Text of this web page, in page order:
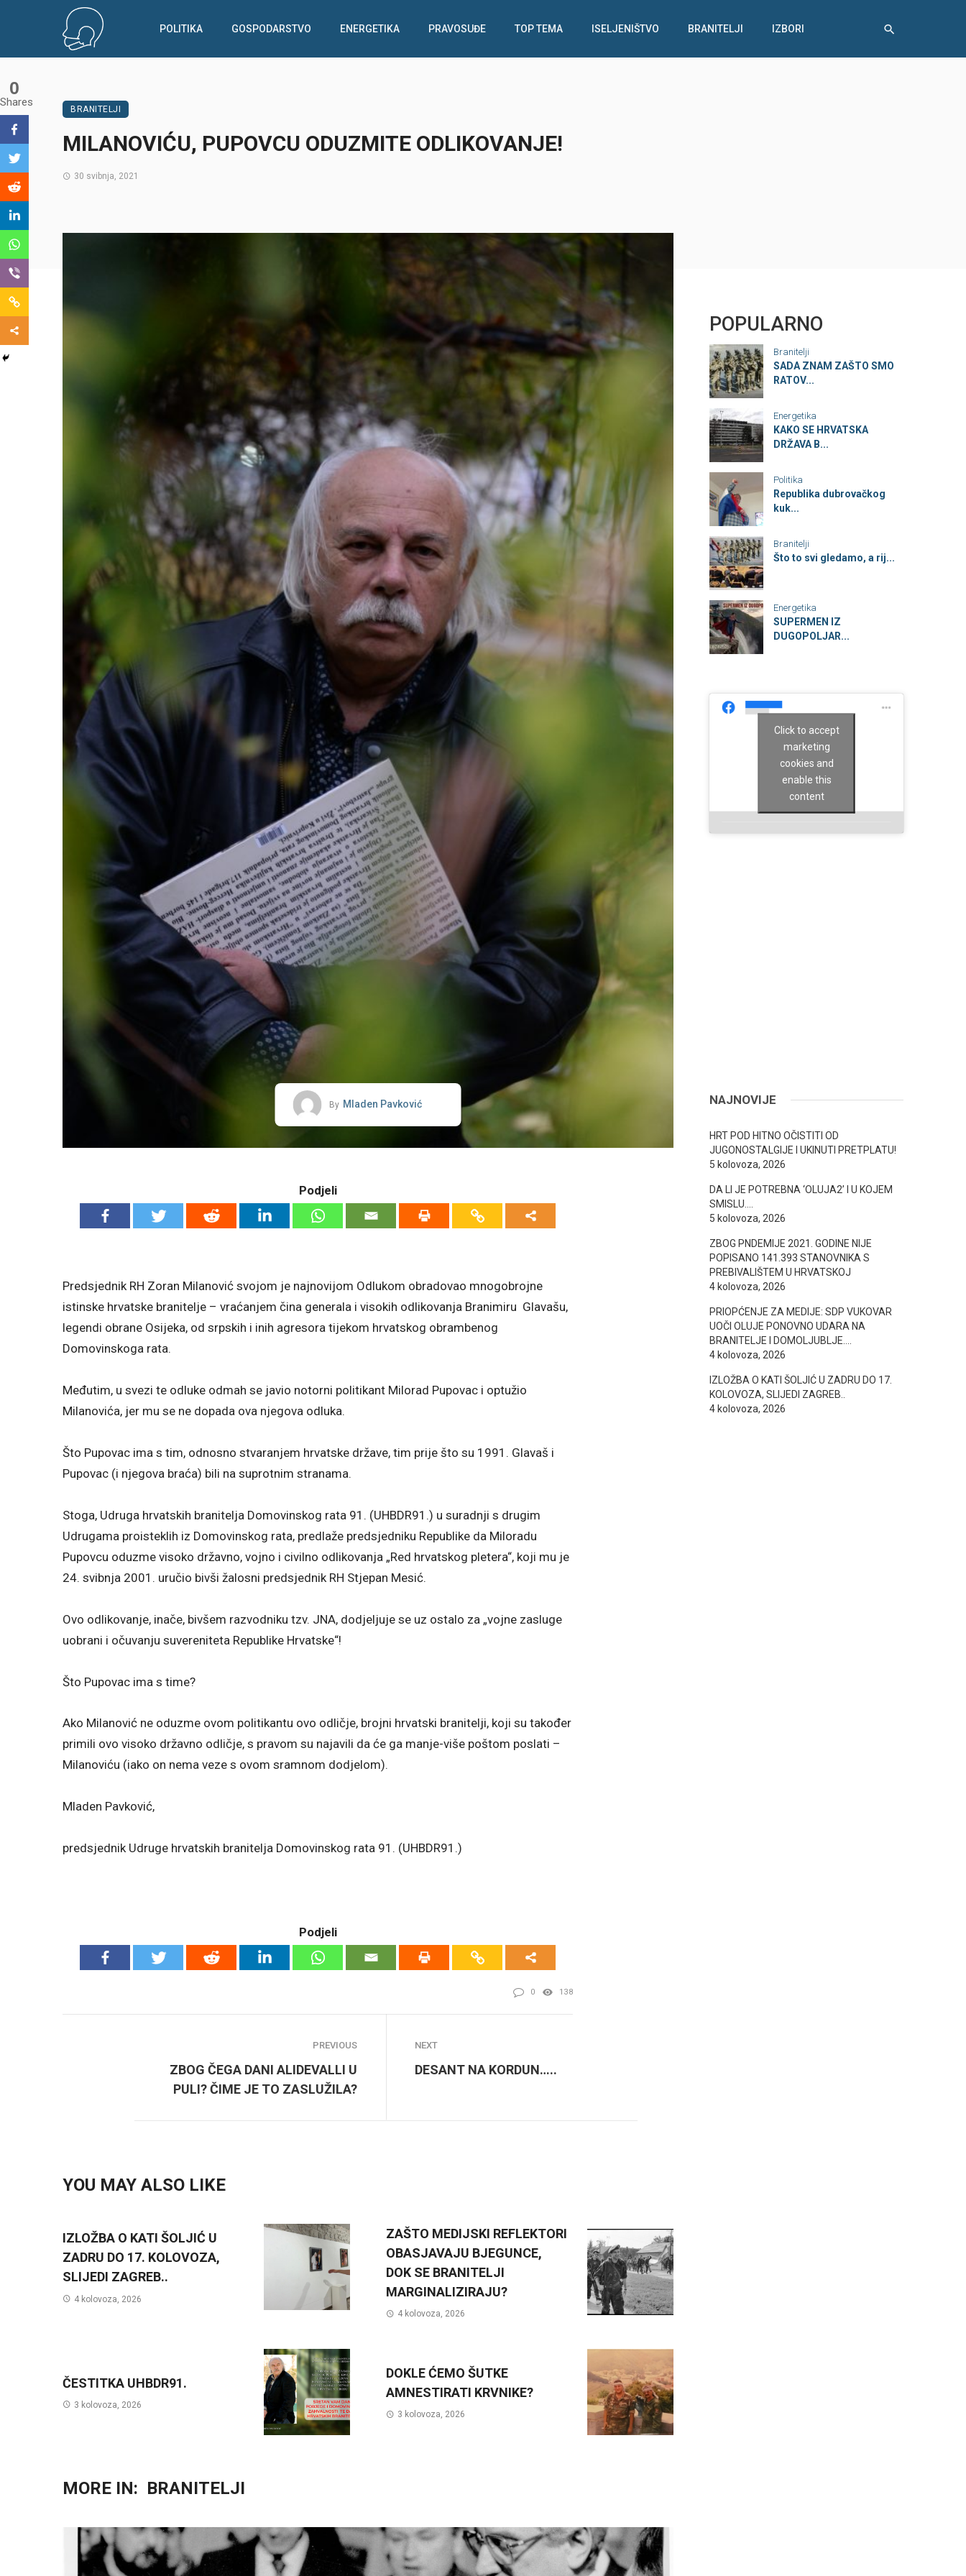
POLITIKA GOSPODARSTVO ENERGETIKA PRAVOSUĐE TOP TEMA ISELJENIŠTVO BRANITELJI IZBORI
BRANITELJI
MILANOVIĆU, PUPOVCU ODUZMITE ODLIKOVANJE!
30 svibnja, 2021
By Mladen Pavković
Podjeli
Predsjednik RH Zoran Milanović svojom je najnovijom Odlukom obradovao mnogobrojne
istinske hrvatske branitelje – vraćanjem čina generala i visokih odlikovanja Branimiru Glavašu,
legendi obrane Osijeka, od srpskih i inih agresora tijekom hrvatskog obrambenog
Domovinskoga rata.
Međutim, u svezi te odluke odmah se javio notorni politikant Milorad Pupovac i optužio
Milanovića, jer mu se ne dopada ova njegova odluka.
Što Pupovac ima s tim, odnosno stvaranjem hrvatske države, tim prije što su 1991. Glavaš i
Pupovac (i njegova braća) bili na suprotnim stranama.
Stoga, Udruga hrvatskih branitelja Domovinskog rata 91. (UHBDR91.) u suradnji s drugim
Udrugama proisteklih iz Domovinskog rata, predlaže predsjedniku Republike da Miloradu
Pupovcu oduzme visoko državno, vojno i civilno odlikovanja „Red hrvatskog pletera“, koji mu je
24. svibnja 2001. uručio bivši žalosni predsjednik RH Stjepan Mesić.
Ovo odlikovanje, inače, bivšem razvodniku tzv. JNA, dodjeljuje se uz ostalo za „vojne zasluge
uobrani i očuvanju suvereniteta Republike Hrvatske“!
Što Pupovac ima s time?
Ako Milanović ne oduzme ovom politikantu ovo odličje, brojni hrvatski branitelji, koji su također
primili ovo visoko državno odličje, s pravom su najavili da će ga manje-više poštom poslati –
Milanoviću (iako on nema veze s ovom sramnom dodjelom).
Mladen Pavković,
predsjednik Udruge hrvatskih branitelja Domovinskog rata 91. (UHBDR91.)
Podjeli
0
Shares
0 138
PREVIOUS
ZBOG ČEGA DANI ALIDEVALLI U
PULI? ČIME JE TO ZASLUŽILA?
NEXT
DESANT NA KORDUN…..
YOU MAY ALSO LIKE
IZLOŽBA O KATI ŠOLJIĆ U
ZADRU DO 17. KOLOVOZA,
SLIJEDI ZAGREB..
4 kolovoza, 2026
ZAŠTO MEDIJSKI REFLEKTORI
OBASJAVAJU BJEGUNCE,
DOK SE BRANITELJI
MARGINALIZIRAJU?
4 kolovoza, 2026
ČESTITKA UHBDR91.
3 kolovoza, 2026
DOKLE ĆEMO ŠUTKE
AMNESTIRATI KRVNIKE?
3 kolovoza, 2026
MORE IN: BRANITELJI
POPULARNO
Branitelji
SADA ZNAM ZAŠTO SMO
RATOV...
Energetika
KAKO SE HRVATSKA
DRŽAVA B...
Politika
Republika dubrovačkog
kuk...
Branitelji
Što to svi gledamo, a rij...
Energetika
SUPERMEN IZ
DUGOPOLJAR...
Click to accept
marketing
cookies and
enable this
content
NAJNOVIJE
HRT POD HITNO OČISTITI OD
JUGONOSTALGIJE I UKINUTI PRETPLATU!
5 kolovoza, 2026
DA LI JE POTREBNA ‘OLUJA2’ I U KOJEM
SMISLU….
5 kolovoza, 2026
ZBOG PNDEMIJE 2021. GODINE NIJE
POPISANO 141.393 STANOVNIKA S
PREBIVALIŠTEM U HRVATSKOJ
4 kolovoza, 2026
PRIOPĆENJE ZA MEDIJE: SDP VUKOVAR
UOČI OLUJE PONOVNO UDARA NA
BRANITELJE I DOMOLJUBLJE….
4 kolovoza, 2026
IZLOŽBA O KATI ŠOLJIĆ U ZADRU DO 17.
KOLOVOZA, SLIJEDI ZAGREB..
4 kolovoza, 2026